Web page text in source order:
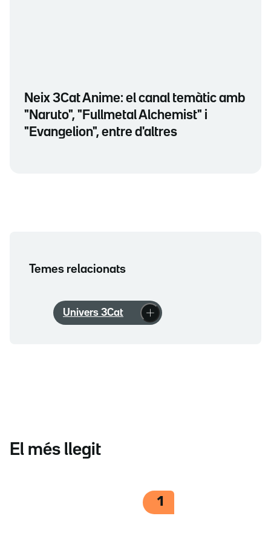
Neix 3Cat Anime: el canal temàtic amb
"Naruto", "Fullmetal Alchemist" i
"Evangelion", entre d'altres
Temes relacionats
Univers 3Cat
El més llegit
1